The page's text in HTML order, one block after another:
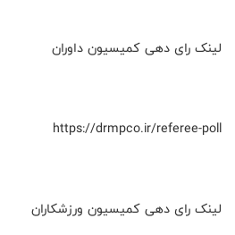
لینک رای دهی کمیسیون داوران
https://drmpco.ir/referee-poll
لینک رای دهی کمیسیون ورزشکاران